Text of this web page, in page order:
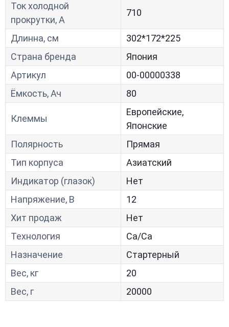
Ток холодной
прокрутки, A
710
Длинна, см
302*172*225
Страна бренда
Япония
Артикул
00-00000338
Ёмкость, Ач
80
Клеммы
Европейские,
Японские
Полярность
Прямая
Тип корпуса
Азиатский
Индикатор (глазок)
Нет
Напряжение, В
12
Хит продаж
Нет
Технология
Са/Са
Назначение
Стартерный
Вес, кг
20
Вес, г
20000